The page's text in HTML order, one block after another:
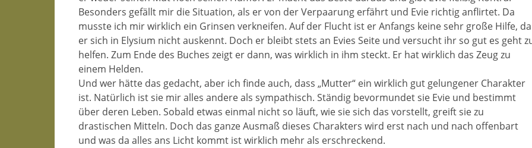
Besonders gefällt mir die Situation, als er von der Verpaarung erfährt und Evie richtig anflirtet. Da
musste ich mir wirklich ein Grinsen verkneifen. Auf der Flucht ist er Anfangs keine sehr große Hilfe, da
er sich in Elysium nicht auskennt. Doch er bleibt stets an Evies Seite und versucht ihr so gut es geht
helfen. Zum Ende des Buches zeigt er dann, was wirklich in ihm steckt. Er hat wirklich das Zeug zu
einem Helden.
Und wer hätte das gedacht, aber ich finde auch, dass „Mutter“ ein wirklich gut gelungener Charakter
ist. Natürlich ist sie mir alles andere als sympathisch. Ständig bevormundet sie Evie und bestimmt
über deren Leben. Sobald etwas einmal nicht so läuft, wie sie sich das vorstellt, greift sie zu
drastischen Mitteln. Doch das ganze Ausmaß dieses Charakters wird erst nach und nach offenbart
und was da alles ans Licht kommt ist wirklich mehr als erschreckend.